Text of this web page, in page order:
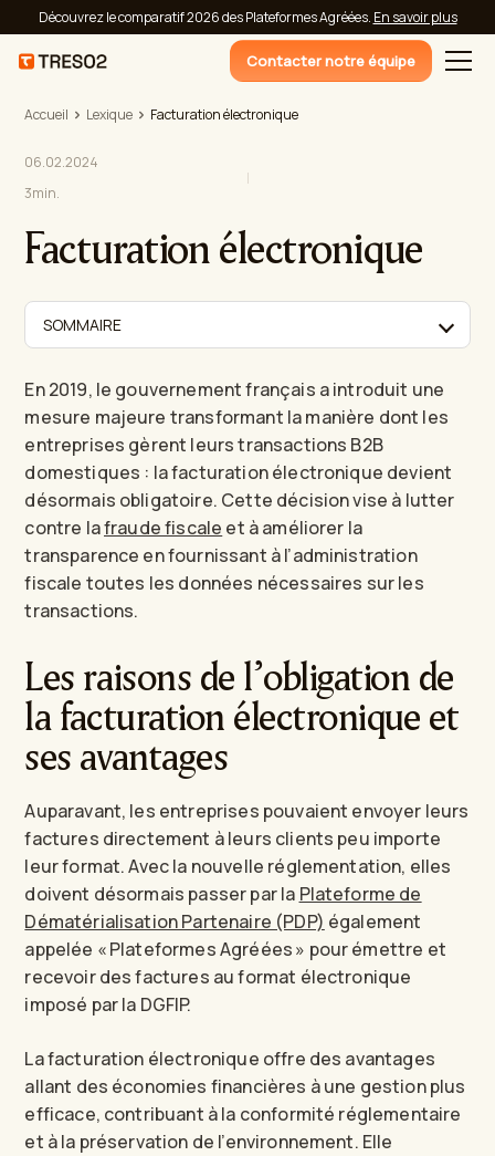
Découvrez le comparatif 2026 des Plateformes Agréées. En savoir plus
Contacter notre équipe
Accueil Lexique Facturation électronique
06.02.2024
3min.
Facturation électronique
SOMMAIRE
En 2019, le gouvernement français a introduit une
mesure majeure transformant la manière dont les
entreprises gèrent leurs transactions B2B
domestiques : la facturation électronique devient
désormais obligatoire. Cette décision vise à lutter
contre lafraude fiscale et à améliorer la
transparence en fournissant à l’administration
fiscale toutes les données nécessaires sur les
transactions.
Les raisons de l’obligation de
la facturation électronique et
ses avantages
Auparavant, les entreprises pouvaient envoyer leurs
factures directement à leurs clients peu importe
leur format. Avec la nouvelle réglementation, elles
doivent désormais passer par la Plateforme de
Dématérialisation Partenaire (PDP) également
appelée « Plateformes Agréées » pour émettre et
recevoir des factures au format électronique
imposé par la DGFIP.
La facturation électronique offre des avantages
allant des économies financières à une gestion plus
efficace, contribuant à la conformité réglementaire
et à la préservation de l’environnement. Elle